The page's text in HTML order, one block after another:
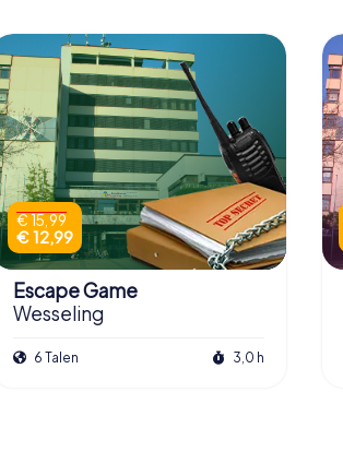
€ 15,99
€ 12,99
Escape Game
Wesseling
6 Talen 3,0 h